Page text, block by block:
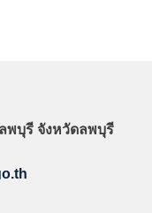
พบุรี จังหวัดลพบุรี